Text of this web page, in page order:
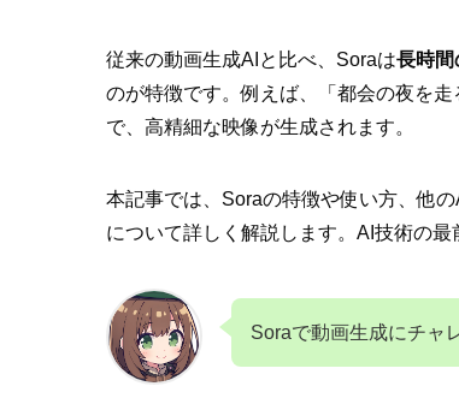
従来の動画生成AIと比べ、Soraは長時間
のが特徴です。例えば、「都会の夜を
で、高精細な映像が生成されます。
本記事では、Soraの特徴や使い方、他
について詳しく解説します。AI技術の
Soraで動画生成にチャ